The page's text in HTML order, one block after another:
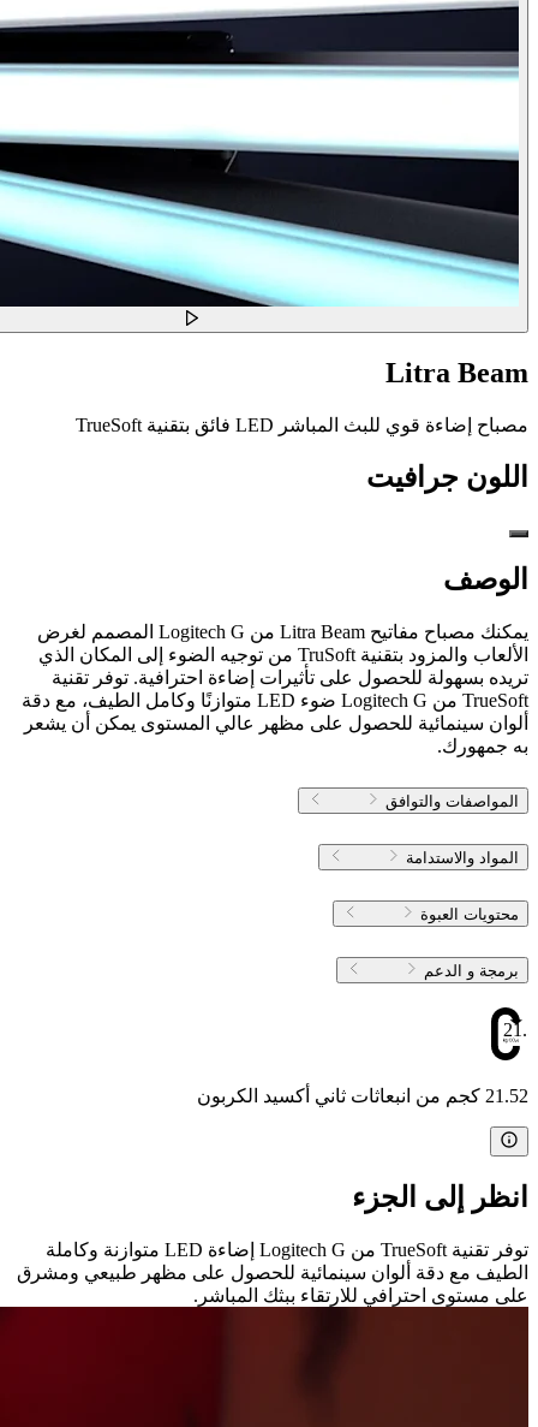
Litra Beam
مصباح إضاءة قوي للبث المباشر LED فائق بتقنية TrueSoft
اللون جرافيت
الوصف
يمكنك مصباح مفاتيح Litra Beam من Logitech G المصمم لغرض
الألعاب والمزود بتقنية TruSoft من توجيه الضوء إلى المكان الذي
تريده بسهولة للحصول على تأثيرات إضاءة احترافية. توفر تقنية
TrueSoft من Logitech G ضوء LED متوازنًا وكامل الطيف، مع دقة
ألوان سينمائية للحصول على مظهر عالي المستوى يمكن أن يشعر
به جمهورك.
المواصفات والتوافق
المواد والاستدامة
محتويات العبوة
برمجة و الدعم
21.52 كجم من انبعاثات ثاني أكسيد الكربون
انظر إلى الجزء
توفر تقنية TrueSoft من Logitech G إضاءة LED متوازنة وكاملة
الطيف مع دقة ألوان سينمائية للحصول على مظهر طبيعي ومشرق
على مستوى احترافي للارتقاء ببثك المباشر.